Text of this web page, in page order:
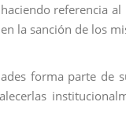
referencia
la sanción de los
forma parte de